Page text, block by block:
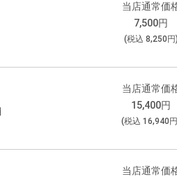
当店通常価
7,500円
(税込 8,250 円)
当店通常価
15,400円
(税込 16,940
当店通常価